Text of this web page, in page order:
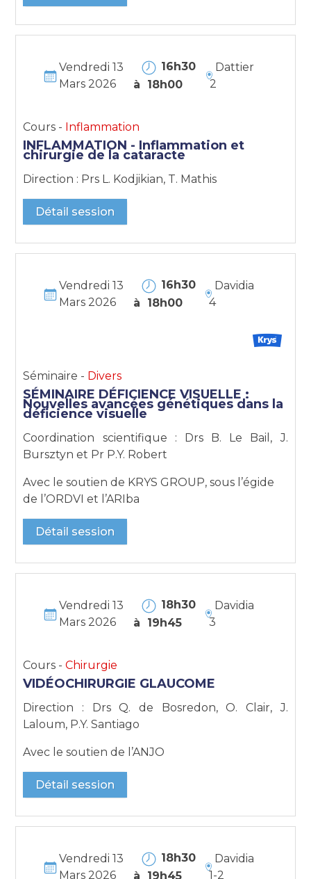
Vendredi 13
Mars 2026
16h30
à 18h00
Dattier
2
Cours - Inflammation
INFLAMMATION - Inflammation et
chirurgie de la cataracte
Direction : Prs L. Kodjikian, T. Mathis
Détail session
Vendredi 13
Mars 2026
16h30
à 18h00
Davidia
4
Séminaire - Divers
SÉMINAIRE DÉFICIENCE VISUELLE :
Nouvelles avancées génétiques dans la
déficience visuelle
Coordination scientifique : Drs B. Le Bail, J.
Bursztyn et Pr P.Y. Robert
Avec le soutien de KRYS GROUP, sous l’égide
de l’ORDVI et l’ARIba
Détail session
Vendredi 13
Mars 2026
18h30
à 19h45
Davidia
3
Cours -Chirurgie
VIDÉOCHIRURGIE GLAUCOME
Direction : Drs Q. de Bosredon, O. Clair, J.
Laloum, P.Y. Santiago
Avec le soutien de l’ANJO
Détail session
Vendredi 13
Mars 2026
18h30
à 19h45
Davidia
1-2